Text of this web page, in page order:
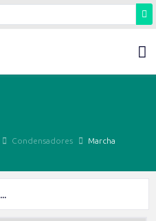
Condensadores Marcha